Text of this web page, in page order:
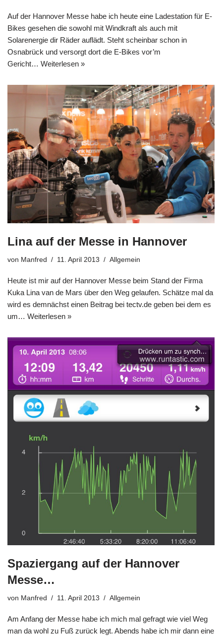
Auf der Hannover Messe habe ich heute eine Ladestation für E-
Bikes gesehen die sowohl mit Windkraft als auch mit
Solarenergie dir Räder auflädt. Steht scheinbar schon in
Osnabrück und versorgt dort die E-Bikes vor’m
Gericht… Weiterlesen »
Lina auf der Messe in Hannover
von Manfred 11. April 2013 Allgemein
Heute ist mir auf der Hannover Messe beim Stand der Firma
Kuka Lina van de Mars über den Weg gelaufen. Schätze mal da
wird es demnächst einen Beitrag bei tectv.de geben bei dem es
um… Weiterlesen »
Spaziergang auf der Hannover
Messe…
von Manfred 11. April 2013 Allgemein
Am Anfang der Messe habe ich mich mal gefragt wie viel Weg
man da wohl zu Fuß zurück legt. Abends habe ich mir dann eine